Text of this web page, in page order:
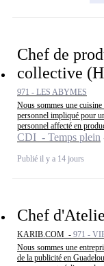
Chef de
collective
971 - LES ABYMES
Nous sommes une
personnel impliqué pour
personnel affecté en
CDI - Temps plein
Publié il y a 14 jours
Chef
KARIB.COM - 971 -
Nous sommes une
de la publicité en